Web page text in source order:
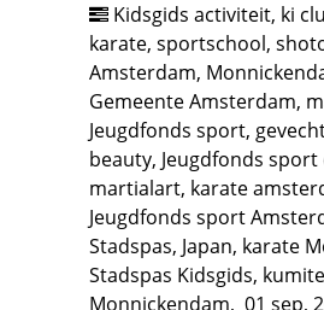
Kidsgids activiteit, ki
karate, sportschool,
Amsterdam,
Gemeente Amsterdam,
Jeugdfonds sport,
beauty, Jeugdfonds
martialart, karate
Jeugdfonds sport
Stadspas, Japan, karate
Stadspas Kidsgids, kumite
Monnickendam, 01 sep,